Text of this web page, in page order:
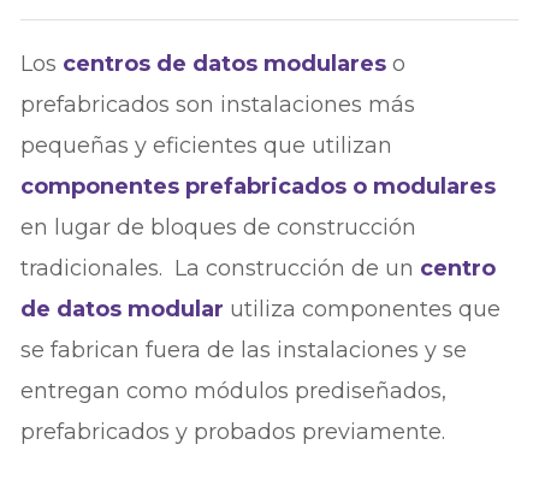
Los centros de datos modulareso
prefabricados son instalaciones más
pequeñas y eficientes que utilizan
componentes prefabricados o modulares
en lugar de bloques de construcción
tradicionales. La construcción de un centro
de datos modular utiliza componentes que
se fabrican fuera de las instalaciones y se
entregan como módulos prediseñados,
prefabricados y probados previamente.